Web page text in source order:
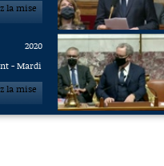
la mise
2020
- Mardi
la mise